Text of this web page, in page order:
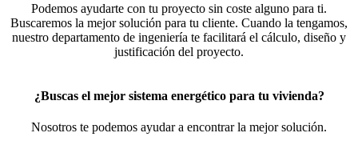
Podemos ayudarte con tu proyecto sin coste alguno para ti.
Buscaremos la mejor solución para tu cliente. Cuando la tengamos,
nuestro departamento de ingeniería te facilitará el cálculo, diseño y
justificación del proyecto.
¿Buscas el mejor sistema energético para tu vivienda?
Nosotros te podemos ayudar a encontrar la mejor solución.